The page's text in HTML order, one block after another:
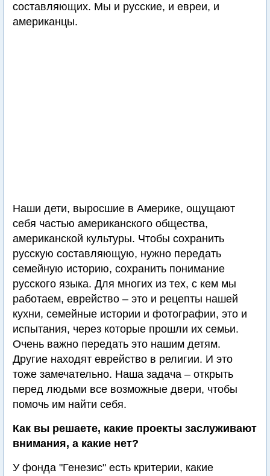
составляющих. Мы и русские, и евреи, и
американцы.
Наши дети, выросшие в Америке, ощущают
себя частью американского общества,
американской культуры. Чтобы сохранить
русскую составляющую, нужно передать
семейную историю, сохранить понимание
русского языка. Для многих из тех, с кем мы
работаем, еврейство – это и рецепты нашей
кухни, семейные истории и фотографии, это и
испытания, через которые прошли их семьи.
Очень важно передать это нашим детям.
Другие находят еврейство в религии. И это
тоже замечательно. Наша задача – открыть
перед людьми все возможные двери, чтобы
помочь им найти себя.
Как вы решаете, какие проекты заслуживают
внимания, а какие нет?
У фонда "Генезис" есть критерии, какие